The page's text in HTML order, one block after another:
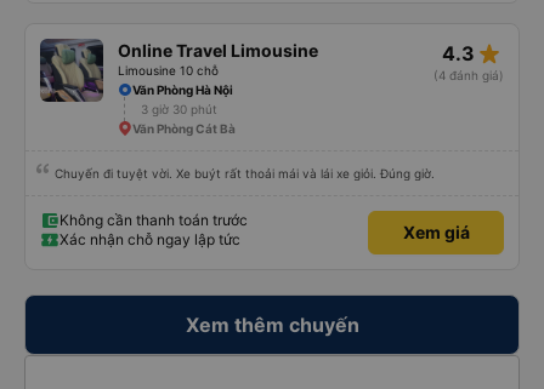
Online Travel Limousine
Limousine 10 chỗ
4.3 star_rate
(4 đánh giá)
Văn Phòng Hà Nội
3 giờ 30 phút
Văn Phòng Cát Bà
Chuyến đi tuyệt vời. Xe buýt rất thoải mái và lái xe giỏi. Đúng giờ.
Không cần thanh toán trước
Xác nhận chỗ ngay lập tức
Xem giá
Xem thêm chuyến